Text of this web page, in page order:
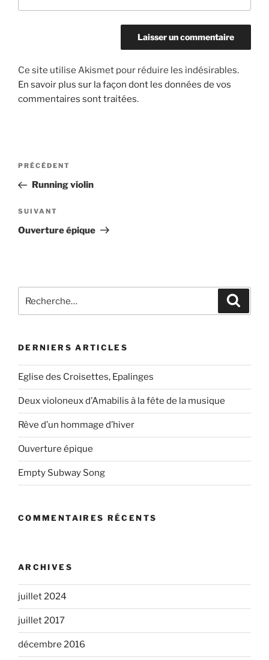
Ce site utilise Akismet pour réduire les indésirables.
En savoir plus sur la façon dont les données de vos
commentaires sont traitées.
Navigation
l’article
Article
précédent
PRÉCÉDENT
Running violin
Article
suivant
SUIVANT
Ouverture épique
pour
DERNIERS ARTICLES
Eglise des Croisettes, Epalinges
Deux violoneux d’Amabilis à la fête de la musique
Rêve d’un hommage d’hiver
Ouverture épique
Empty Subway Song
COMMENTAIRES RÉCENTS
ARCHIVES
juillet 2024
juillet 2017
décembre 2016